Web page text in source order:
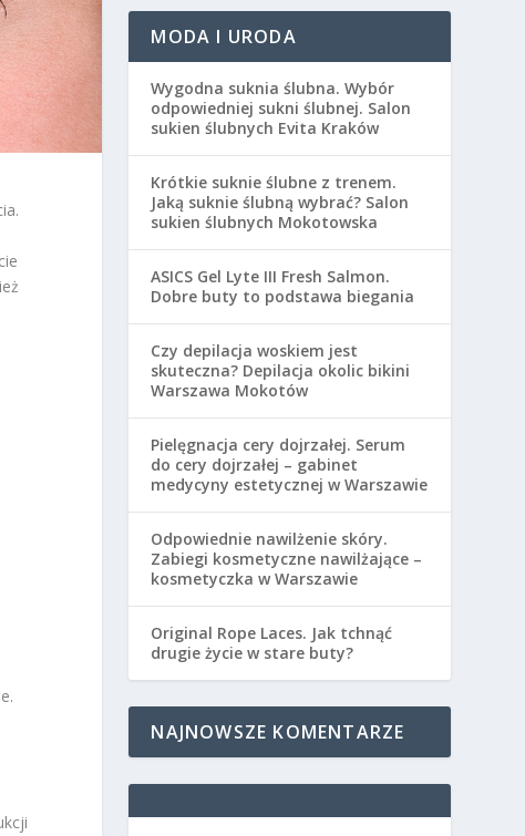
MODA I URODA
Wygodna suknia ślubna. Wybór
odpowiedniej sukni ślubnej. Salon
sukien ślubnych Evita Kraków
Krótkie suknie ślubne z trenem.
Jaką suknie ślubną wybrać? Salon
sukien ślubnych Mokotowska
ASICS Gel Lyte III Fresh Salmon.
Dobre buty to podstawa biegania
Czy depilacja woskiem jest
skuteczna? Depilacja okolic bikini
Warszawa Mokotów
Pielęgnacja cery dojrzałej. Serum
do cery dojrzałej – gabinet
medycyny estetycznej w Warszawie
Odpowiednie nawilżenie skóry.
Zabiegi kosmetyczne nawilżające –
kosmetyczka w Warszawie
Original Rope Laces. Jak tchnąć
drugie życie w stare buty?
NAJNOWSZE KOMENTARZE